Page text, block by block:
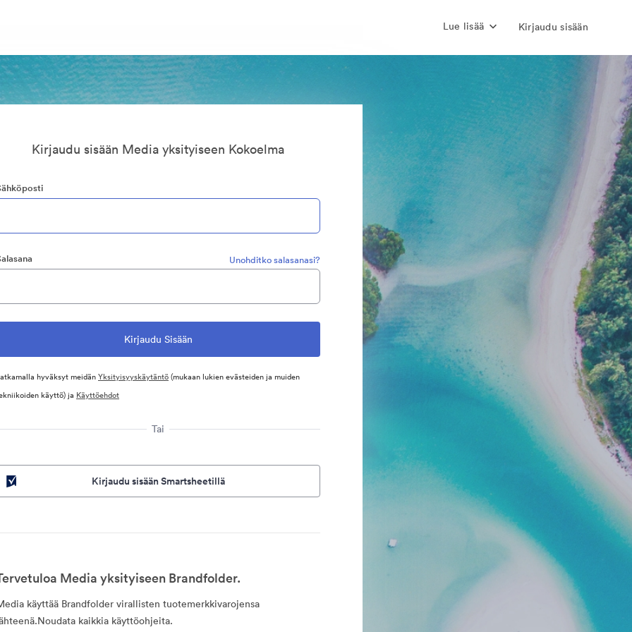
Lue lisää Kirjaudu sisään
Kirjaudu sisään Media yksityiseen Kokoelma
Unohditko salasanasi?
hyväksyt meidänYksityisyyskäytäntö(mukaan lukien evästeiden ja muiden
käyttö) ja Käyttöehdot
Tai
Kirjaudu sisään Smartsheetillä
Media yksityiseen Brandfolder.
käyttää Brandfolder virallisten tuotemerkkivarojensa
kaikkia käyttöohjeita.